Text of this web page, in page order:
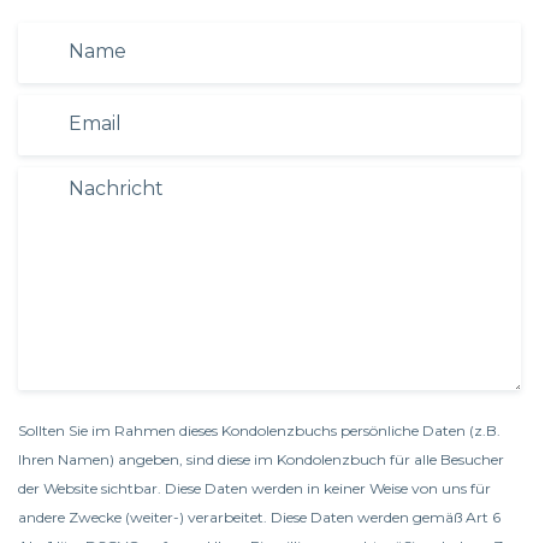
Sollten Sie im Rahmen dieses Kondolenzbuchs persönliche Daten (z.B.
Ihren Namen) angeben, sind diese im Kondolenzbuch für alle Besucher
der Website sichtbar. Diese Daten werden in keiner Weise von uns für
andere Zwecke (weiter-) verarbeitet. Diese Daten werden gemäß Art 6